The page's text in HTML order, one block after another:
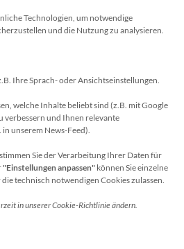
Technologien, um notwendige
und die Nutzung zu analysieren.
Ihre Sprach- oder Ansichtseinstellungen.
welche Inhalte beliebt sind (z.B. mit Google
verbessern und Ihnen relevante
unserem News-Feed).
stimmen Sie der Verarbeitung Ihrer Daten für
"Einstellungen anpassen" können Sie einzelne
technisch notwendigen Cookies zulassen.
in unserer Cookie-Richtlinie ändern.
thr.de
Köchling
thr.de
1